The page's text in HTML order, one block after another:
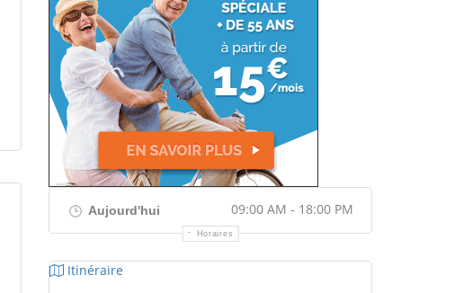
Aujourd'hui 09:00 AM - 18:00 PM
Horaires
Itinéraire